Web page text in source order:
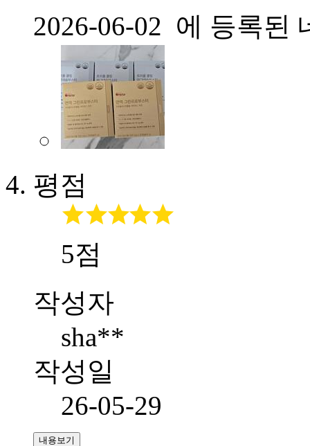
2026-06-02 에 등록된
평점
5점
작성자
sha**
작성일
26-05-29
내용보기